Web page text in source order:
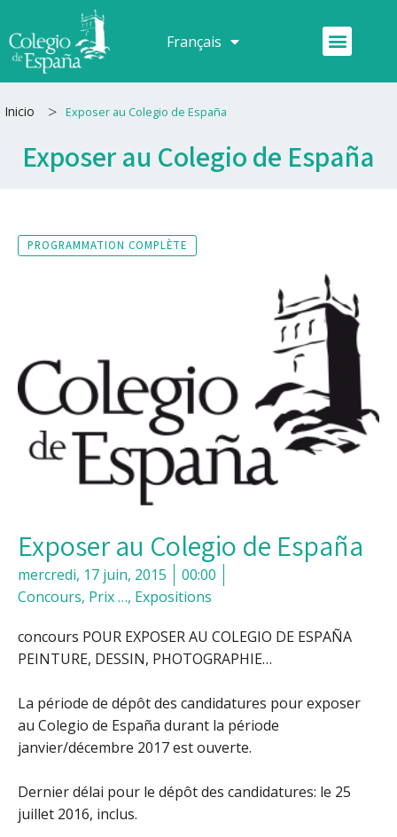
au
contenu
Français
Español Menu
Inicio > Exposer au Colegio de España
Exposer au Colegio de España
PROGRAMMATION COMPLÈTE
Exposer au Colegio de España
mercredi, 17 juin, 2015
00:00
Concours, Prix …, Expositions
concours POUR EXPOSER AU COLEGIO DE ESPAÑA
PEINTURE, DESSIN, PHOTOGRAPHIE…
La période de dépôt des candidatures pour exposer
au Colegio de España durant la période
janvier/décembre 2017 est ouverte.
Dernier délai pour le dépôt des candidatures: le 25
juillet 2016, inclus.